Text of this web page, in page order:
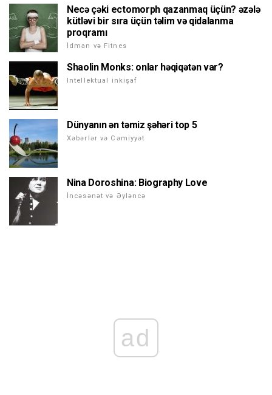
Necə çəki ectomorph qazanmaq üçün? əzələ
kütləvi bir sıra üçün təlim və qidalanma
proqramı
İdman və Fitnes
Shaolin Monks: onlar həqiqətən var?
Intellektual inkişaf
Dünyanın ən təmiz şəhəri top 5
Xəbərlər və Cəmiyyət
Nina Doroshina: Biography Love
İncəsənət və Əyləncə
ad